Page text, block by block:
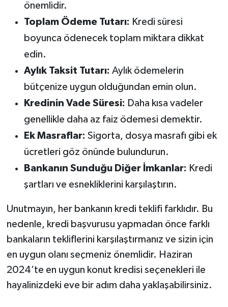
önemlidir.
Toplam Ödeme Tutarı: Kredi süresi
boyunca ödenecek toplam miktara dikkat
edin.
Aylık Taksit Tutarı: Aylık ödemelerin
bütçenize uygun olduğundan emin olun.
Kredinin Vade Süresi: Daha kısa vadeler
genellikle daha az faiz ödemesi demektir.
Ek Masraflar: Sigorta, dosya masrafı gibi ek
ücretleri göz önünde bulundurun.
Bankanın Sunduğu Diğer İmkanlar: Kredi
şartları ve esnekliklerini karşılaştırın.
Unutmayın, her bankanın kredi teklifi farklıdır. Bu
nedenle, kredi başvurusu yapmadan önce farklı
bankaların tekliflerini karşılaştırmanız ve sizin için
en uygun olanı seçmeniz önemlidir. Haziran
2024’te en uygun konut kredisi seçenekleri ile
hayalinizdeki eve bir adım daha yaklaşabilirsiniz.